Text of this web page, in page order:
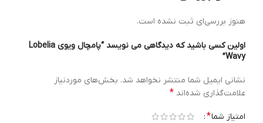
هنوز بررسی‌ای ثبت نشده است.
اولین کسی باشید که دیدگاهی می نویسد “پامچال ویوی Lobelia
Wavy”
نشانی ایمیل شما منتشر نخواهد شد. بخش‌های موردنیاز
علامت‌گذاری شده‌اند *
امتیاز شما*